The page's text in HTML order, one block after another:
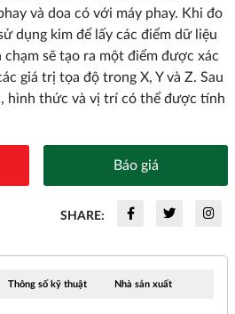
và doa có với máy phay. Khi đo
dụng kim để lấy các điểm dữ liệu
sẽ tạo ra một điểm được xác
giá trị tọa độ trong X, Y và Z. Sau
hình thức và vị trí có thể được tính
Báo giá
SHARE:
Thông số kỹ thuật Nhà sản xuất